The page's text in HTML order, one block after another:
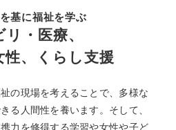
基に福祉を学ぶ
リ・医療、
性、くらし支援
の現場を考えることで、多様な
る人間性を養います。そして、
力を修得する学習や女性や子ど